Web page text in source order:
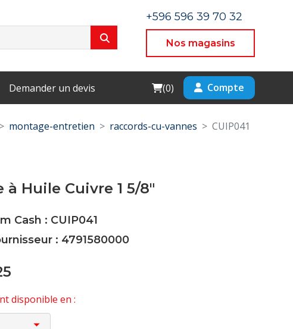
+596 596 39 70 32
Nos magasins
Demander un devis Cart
(0) Compte
montage-entretien raccords-cu-vannes CUIP041
à Huile Cuivre 1 5/8"
Cash : CUIP041
: 4791580000
disponible en :